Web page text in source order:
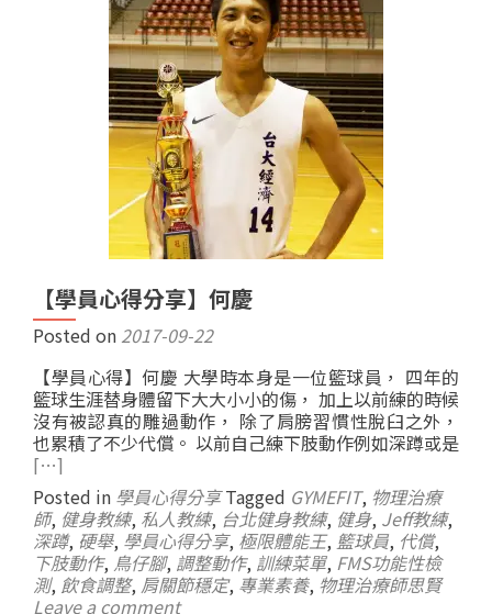
【學員心得分享】何慶
Posted on 2017-09-22
【學員心得】何慶 大學時本身是一位籃球員， 四年的
籃球生涯替身體留下大大小小的傷， 加上以前練的時候
沒有被認真的雕過動作， 除了肩膀習慣性脫臼之外，
也累積了不少代償。 以前自己練下肢動作例如深蹲或是
[…]
Posted in 學員心得分享 Tagged GYMEFIT, 物理治療
師, 健身教練, 私人教練, 台北健身教練, 健身, Jeff教練,
深蹲, 硬舉, 學員心得分享, 極限體能王, 籃球員, 代償,
下肢動作, 鳥仔腳, 調整動作, 訓練菜單, FMS功能性檢
測, 飲食調整, 肩關節穩定, 專業素養, 物理治療師思賢
Leave a comment